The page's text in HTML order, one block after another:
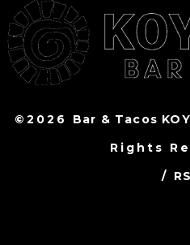
©2026 Bar & Tacos
Rights
/